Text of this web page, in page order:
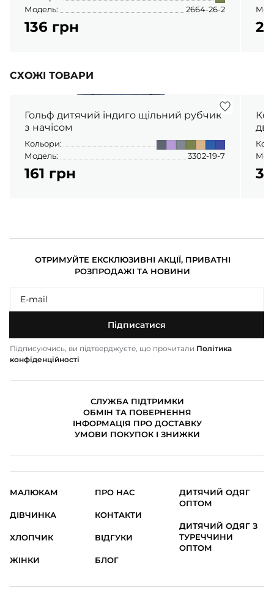
Модель:
2664-26-2
136 грн
СХОЖІ ТОВАРИ
Гольф дитячий індиго щільний рубчик
з начісом
Кольори:
Модель:
3302-19-7
161 грн
ОТРИМУЙТЕ ЕКСКЛЮЗИВНІ АКЦІЇ, ПРИВАТНІ
РОЗПРОДАЖІ ТА НОВИНИ
Підписатися
Підписуючись, ви підтверджуєте, що прочитали Політика
конфіденційності
СЛУЖБА ПІДТРИМКИ
ОБМІН ТА ПОВЕРНЕННЯ
ІНФОРМАЦІЯ ПРО ДОСТАВКУ
УМОВИ ПОКУПОК І ЗНИЖКИ
МАЛЮКАМ
ДІВЧИНКА
ХЛОПЧИК
ЖІНКИ
ПРО НАС
КОНТАКТИ
ВІДГУКИ
БЛОГ
ДИТЯЧИЙ ОДЯГ
ОПТОМ
ДИТЯЧИЙ ОДЯГ З
ТУРЕЧЧИНИ
ОПТОМ